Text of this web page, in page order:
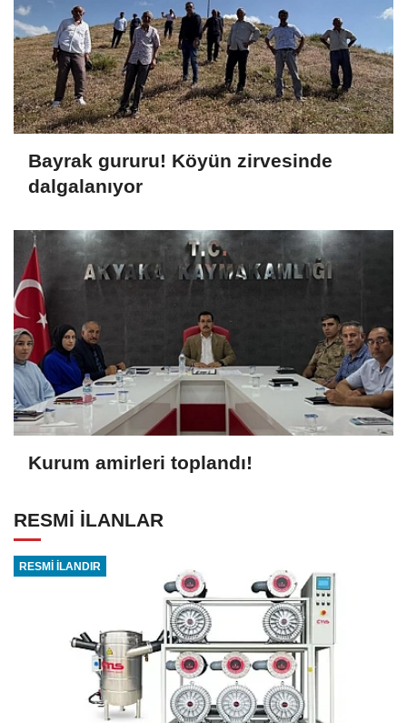
Bayrak gururu! Köyün zirvesinde
dalgalanıyor
Kurum amirleri toplandı!
RESMİ İLANLAR
RESMİ İLANDIR